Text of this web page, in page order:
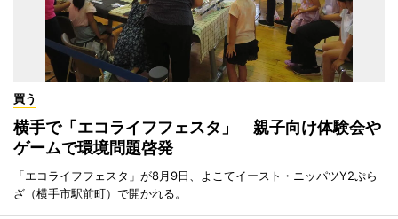
買う
横手で「エコライフフェスタ」 親子向け体験会や
ゲームで環境問題啓発
「エコライフフェスタ」が8月9日、よこてイースト・ニッパツY2ぷら
ざ（横手市駅前町）で開かれる。